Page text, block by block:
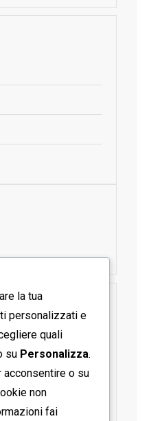
la tua
personalizzati e
quali
su Personalizza.
acconsentire o su
non
fai